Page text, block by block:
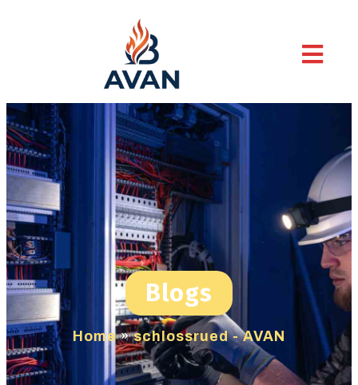
Blogs
Home»schlossrued - AVAN